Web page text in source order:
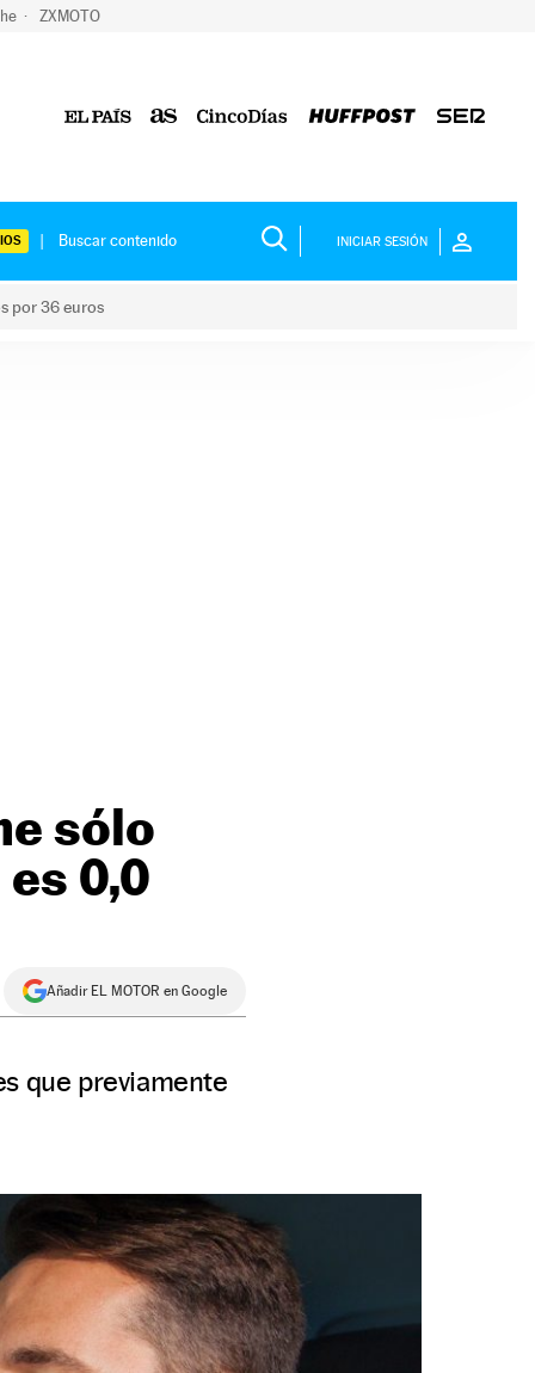
ZXMOTO
INICIAR SESIÓN
por 36 euros
sólo
0,0
Añadir EL MOTOR en Google
que previamente